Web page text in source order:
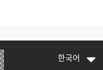
한국어